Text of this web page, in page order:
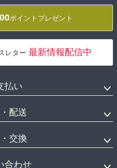
ポイントプレゼント
レター 最新情報配信中
払い
配送
交換
合わせ